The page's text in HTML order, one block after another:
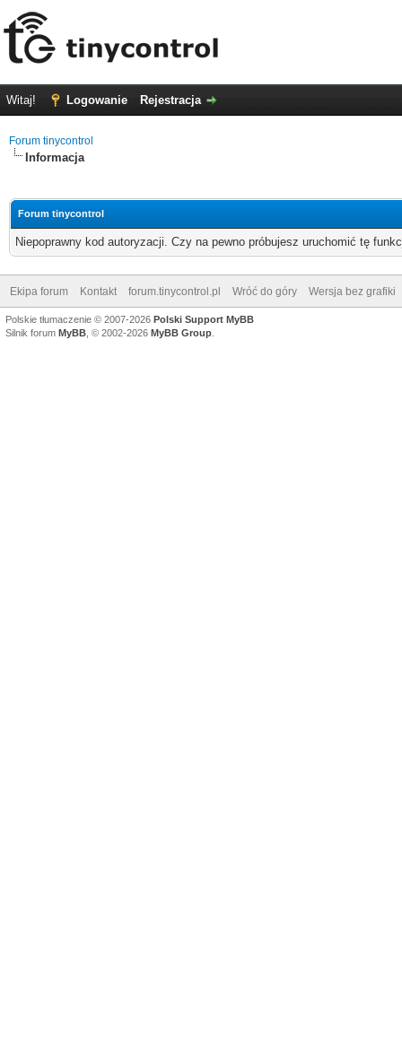
Witaj! Logowanie Rejestracja
Forum tinycontrol
Informacja
Forum tinycontrol
Niepoprawny kod autoryzacji. Czy na pewno próbujesz uruchomić tę
Ekipa forum Kontakt forum.tinycontrol.pl Wróć do góry Wersja bez grafiki
Polskie tłumaczenie © 2007-2026 Polski Support MyBB
Silnik forum MyBB , © 2002-2026 MyBB Group